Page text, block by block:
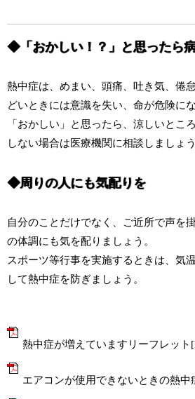
◆「おかしい！？」と思ったら
熱中症は、めまい、頭痛、吐き気、倦
どいときには意識を失い、命が危険に
「おかしい」と思ったら、涼しいとこ
しない場合は医療機関に相談しましょう
◆周りの人にも気配りを
自分のことだけでなく、ご近所で声を
の体調にも気を配りましょう。
スポーツ等行事を実施するときは、気
して熱中症を防ぎましょう。
熱中症が増えていますリーフレット
エアコンが使用できないときの熱中